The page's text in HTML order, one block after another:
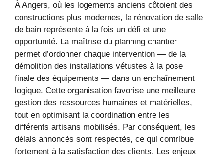
À Angers, où les logements anciens côtoient des
constructions plus modernes, la rénovation de salle
de bain représente à la fois un défi et une
opportunité. La maîtrise du planning chantier
permet d’ordonner chaque intervention — de la
démolition des installations vétustes à la pose
finale des équipements — dans un enchaînement
logique. Cette organisation favorise une meilleure
gestion des ressources humaines et matérielles,
tout en optimisant la coordination entre les
différents artisans mobilisés. Par conséquent, les
délais annoncés sont respectés, ce qui contribue
fortement à la satisfaction des clients. Les enjeux